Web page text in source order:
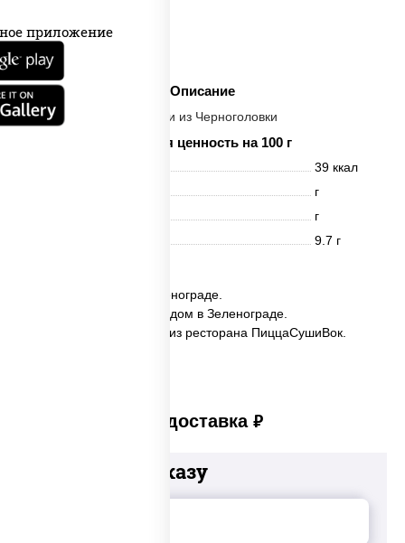
приложение
Описание
Напитки из Черноголовки
Пищевая ценность на 100 г
39 ккал
г
г
9.7 г
✅ Дюшес заказать в Зеленограде.
✅ Дюшес с доставкой на дом в Зеленограде.
✅ Дюшес в Зеленограде из ресторана ПиццаСушиВок.
Платная доставка руб
Добавьте к заказу